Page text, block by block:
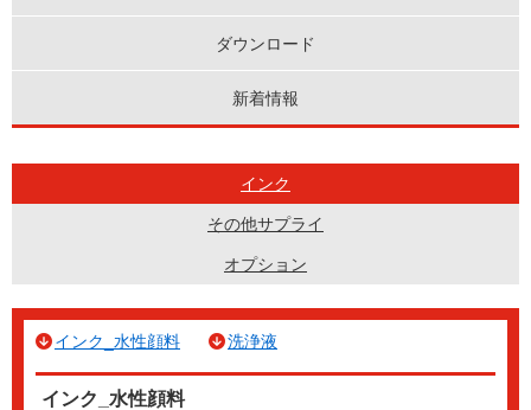
ダウンロード
新着情報
インク
その他サプライ
オプション
インク_水性顔料 洗浄液
インク_水性顔料